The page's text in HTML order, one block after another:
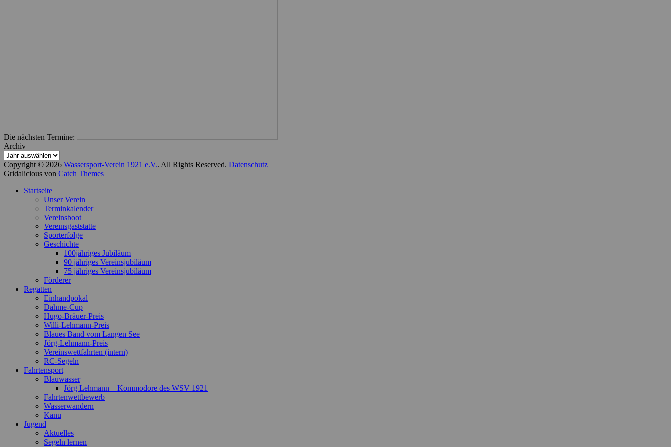
Die nächsten Termine:
Archiv
Copyright © 2026 Wassersport-Verein 1921 e.V.. All Rights Reserved. Datenschutz
Gridalicious von Catch Themes
oben
Startseite
Unser Verein
Terminkalender
Vereinsboot
Vereinsgaststätte
Sporterfolge
Geschichte
100jähriges Jubiläum
90 jähriges Vereinsjubiläum
75 jähriges Vereinsjubiläum
Förderer
Regatten
Einhandpokal
Dahme-Cup
Hugo-Bräuer-Preis
Willi-Lehmann-Preis
Blaues Band vom Langen See
Jörg-Lehmann-Preis
Vereinswettfahrten (intern)
RC-Segeln
Fahrtensport
Blauwasser
Jörg Lehmann – Kommodore des WSV 1921
Fahrtenwettbewerb
Wasserwandern
Kanu
Jugend
Aktuelles
Segeln lernen